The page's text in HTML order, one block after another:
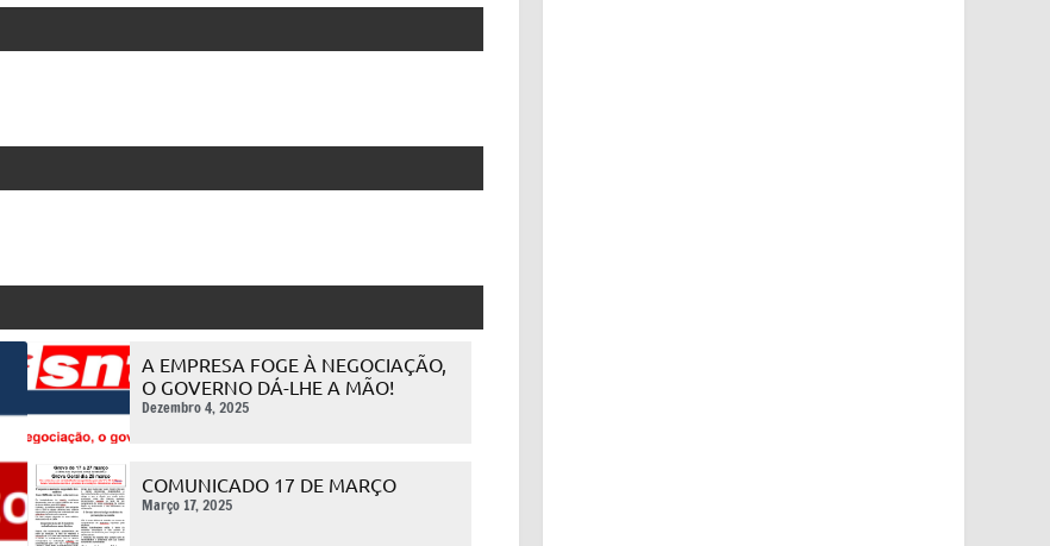
A EMPRESA FOGE À NEGOCIAÇÃO,
O GOVERNO DÁ-LHE A MÃO!
Dezembro 4, 2025
COMUNICADO 17 DE MARÇO
Março 17, 2025